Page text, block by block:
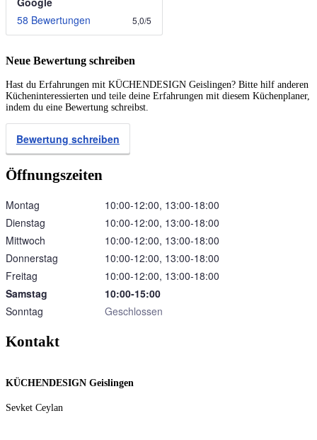
58 Bewertungen
5,0/5
Neue Bewertung schreiben
Hast du Erfahrungen mit KÜCHENDESIGN Geislingen? Bitte hilf anderen
Kücheninteressierten und teile deine Erfahrungen mit diesem Küchenplaner,
indem du eine Bewertung schreibst.
Bewertung schreiben
Öffnungszeiten
Montag
10:00‑12:00, 13:00‑18:00
Dienstag
10:00‑12:00, 13:00‑18:00
Mittwoch
10:00‑12:00, 13:00‑18:00
Donnerstag
10:00‑12:00, 13:00‑18:00
Freitag
10:00‑12:00, 13:00‑18:00
Samstag
10:00‑15:00
Sonntag
Geschlossen
Kontakt
KÜCHENDESIGN Geislingen
Sevket Ceylan